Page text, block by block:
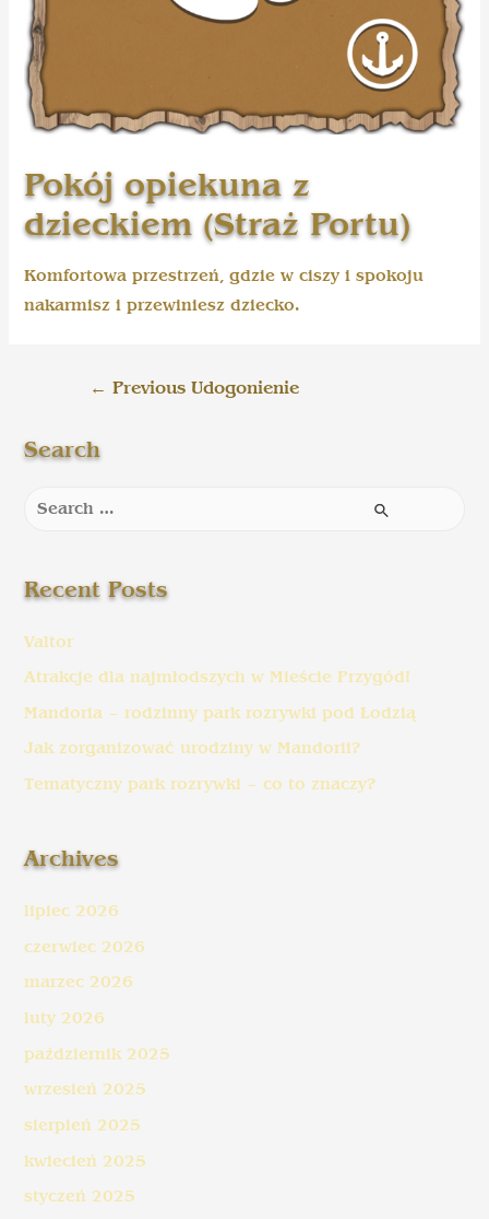
Pokój opiekuna z
dzieckiem (Straż Portu)
Komfortowa przestrzeń, gdzie w ciszy i spokoju
nakarmisz i przewiniesz dziecko.
← Previous Udogonienie
Search
Recent Posts
Valtor
Atrakcje dla najmłodszych w Mieście Przygód!
Mandoria – rodzinny park rozrywki pod Łodzią
Jak zorganizować urodziny w Mandorii?
Tematyczny park rozrywki – co to znaczy?
Archives
lipiec 2026
czerwiec 2026
marzec 2026
luty 2026
październik 2025
wrzesień 2025
sierpień 2025
kwiecień 2025
styczeń 2025